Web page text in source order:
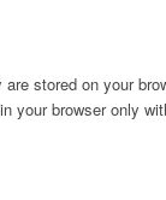
stored on your
browser only